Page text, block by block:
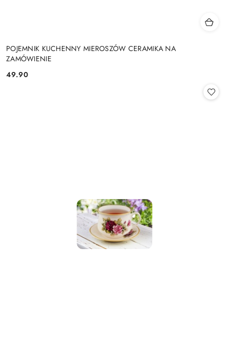
POJEMNIK KUCHENNY MIEROSZÓW CERAMIKA NA
ZAMÓWIENIE
Cena:
49.90